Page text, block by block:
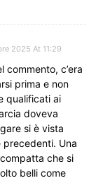
2025 At 11:29
commento, c’era
prima e non
qualificati ai
doveva
si è vista
precedenti. Una
che si
belli come